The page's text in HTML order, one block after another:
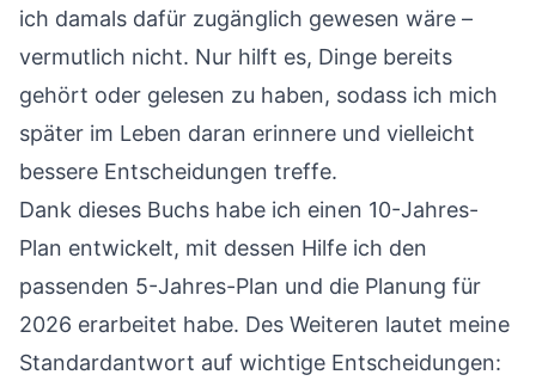
ich damals dafür zugänglich gewesen wäre –
vermutlich nicht. Nur hilft es, Dinge bereits
gehört oder gelesen zu haben, sodass ich mich
später im Leben daran erinnere und vielleicht
bessere Entscheidungen treffe.
Dank dieses Buchs habe ich einen 10-Jahres-
Plan entwickelt, mit dessen Hilfe ich den
passenden 5-Jahres-Plan und die Planung für
2026 erarbeitet habe. Des Weiteren lautet meine
Standardantwort auf wichtige Entscheidungen: